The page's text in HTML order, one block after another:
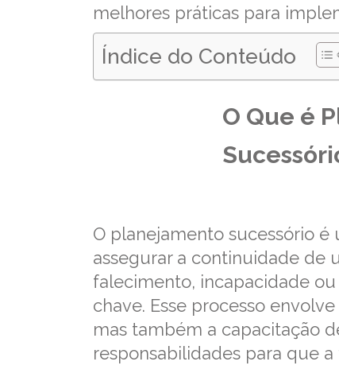
melhores práticas para
Índice do Conteúdo
O Que é
O planejamento sucessório
assegurar a continuidade de
falecimento, incapacidade
chave. Esse processo
mas também a capacitação
responsabilidades para que